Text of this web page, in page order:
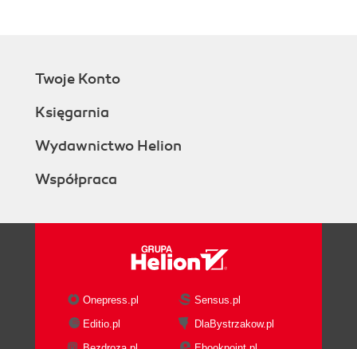
Twoje Konto
Księgarnia
Wydawnictwo Helion
Współpraca
Onepress.pl
Sensus.pl
Editio.pl
DlaBystrzakow.pl